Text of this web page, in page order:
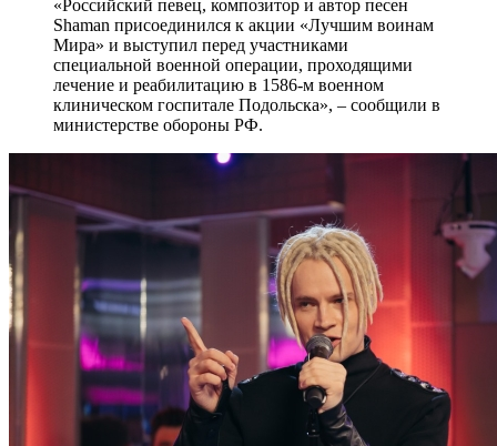
«Российский певец, композитор и автор песен
Shaman присоединился к акции «Лучшим воинам
Мира» и выступил перед участниками
специальной военной операции, проходящими
лечение и реабилитацию в 1586-м военном
клиническом госпитале Подольска», – сообщили в
министерстве обороны РФ.